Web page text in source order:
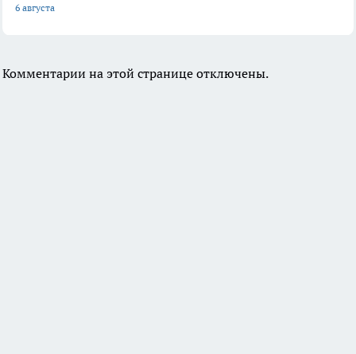
6 августа
Комментарии на этой странице отключены.